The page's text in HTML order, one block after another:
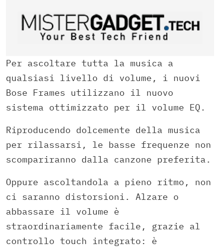
Per ascoltare tutta la musica a
qualsiasi livello di volume, i nuovi
Bose Frames utilizzano il nuovo
sistema ottimizzato per il volume EQ.
Riproducendo dolcemente della musica
per rilassarsi, le basse frequenze non
scompariranno dalla canzone preferita.
Oppure ascoltandola a pieno ritmo, non
ci saranno distorsioni. Alzare o
abbassare il volume è
straordinariamente facile, grazie al
controllo touch integrato: è